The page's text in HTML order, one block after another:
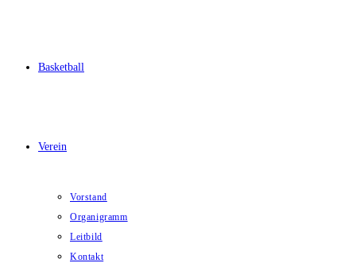
Basketball
Verein
Vorstand
Organigramm
Leitbild
Kontakt